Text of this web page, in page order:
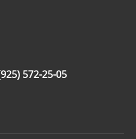
572-25-05